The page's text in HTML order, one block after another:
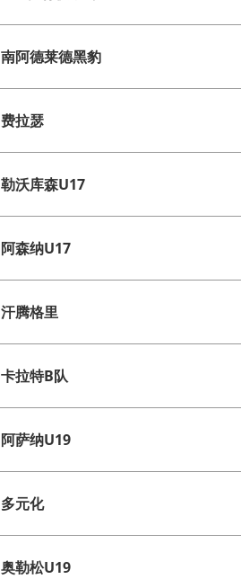
南阿德莱德黑豹
费拉瑟
勒沃库森U17
阿森纳U17
汗腾格里
卡拉特B队
阿萨纳U19
多元化
奥勒松U19